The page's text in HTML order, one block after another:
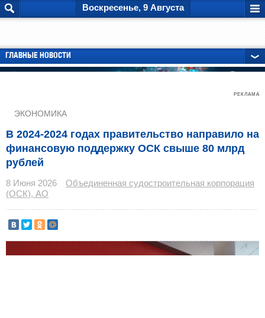
Воскресенье, 9 Августа
ГЛАВНЫЕ НОВОСТИ
РЕКЛАМА
ЭКОНОМИКА
В 2024-2024 годах правительство направило на
финансовую поддержку ОСК свыше 80 млрд
рублей
8 Июня 2026
Объединенная судостроительная корпорация
(ОСК), АО